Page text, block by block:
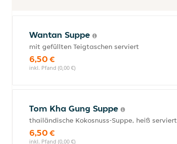
Wantan Suppe
mit gefüllten Teigtaschen serviert
6,50 €
inkl. Pfand (0,00 €)
Tom Kha Gung Suppe
thailändische Kokosnuss-Suppe, heiß serviert
6,50 €
inkl. Pfand (0,00 €)